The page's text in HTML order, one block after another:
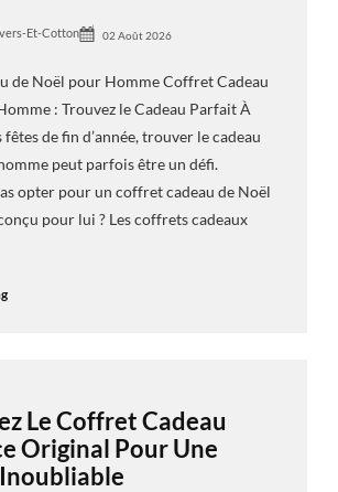
Et-Cotton 02 Août 2026
de Noël pour Homme Coffret Cadeau
: Trouvez le Cadeau Parfait À
fêtes de fin d’année, trouver le cadeau
peut parfois être un défi.
opter pour un coffret cadeau de Noël
pour lui ? Les coffrets cadeaux
Le Coffret Cadeau
Original Pour Une